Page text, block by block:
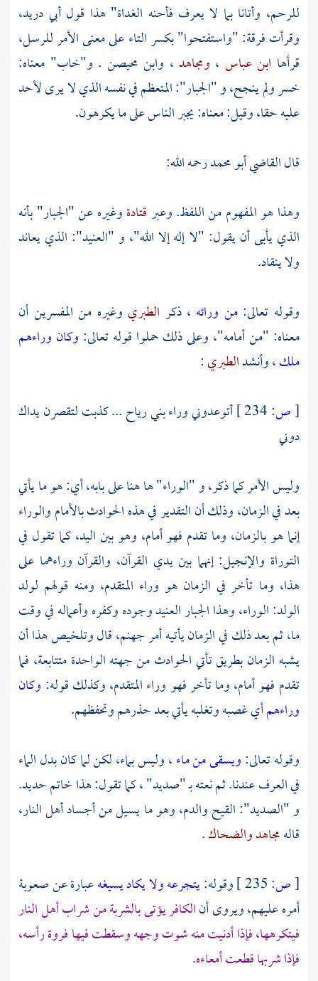
للرحم، وأتانا بما لا يعرف فأحنه الغداة" هذا قولأبي دريد،
وقرأت فرقة: "واستفتحوا" بكسر التاء على معنى الأمر للرسل،
قرأها ابن عباس ، ومجاهد ، وابن محيصن . و"خاب" معناه:
خسر ولم ينجح، و "الجبار": المتعظم في نفسه الذي لا يرى لأحد
عليه حقا، وقيل: معناه: يجبر الناس على ما يكرهون.
قالالقاضي أبو محمدرحمه الله:
وهذا هو المفهوم من اللفظ. وعبرقتادةوغيره عن "الجبار" بأنه
الذي يأبى أن يقول: "لا إله إلا الله"، و "العنيد": الذي يعاند
ولا ينقاد.
وقوله تعالى:من ورائه ، ذكر الطبري وغيره من المفسرين أن
معناه: "من أمامه"، وعلى ذلك حملوا قوله تعالى: وكان وراءهم
ملك، وأنشدالطبري:
[ص:
أتوعدوني وراء بني رياح ... كذبت لتقصرن يداك
دوني
وليس الأمر كما ذكر، و "الوراء" ها هنا على بابه، أي: هو ما يأتي
بعد في الزمان، وذلك أن التقدير في هذه الحوادث بالأمام والوراء
إنما هو بالزمان، وما تقدم فهو أمام، وهو بين اليد، كما تقول في
التوراة والإنجيل: إنهما بين يدي القرآن، والقرآن وراءهما على
هذا، وما تأخر في الزمان هو وراء المتقدم، ومنه قولهم لولد
الولد: الوراء، وهذا الجبار العنيد وجوده وكفره وأعماله في وقت
ما، ثم بعد ذلك في الزمان يأتيه أمر جهنم، قال وتلخيص هذا أن
يشبه الزمان بطريق تأتي الحوادث من جهته الواحدة متتابعة، فما
تقدم فهو أمام، وما تأخر فهو وراء المتقدم، وكذلك قوله: وكان
وراءهمأي غصبه وتغلبه يأتي بعد حذرهم وتحفظهم.
وقوله تعالى:ويسقى من ماء، وليس بماء، لكن لما كان بدل الماء
في العرف عندنا. ثم نعته بـ "صديد" ، كما تقول: هذا خاتم حديد.
و "الصديد": القيح والدم، وهو ما يسيل من أجساد أهل النار،
قالهمجاهدوالضحاك.
[ص: وقوله:يتجرعه ولا يكاد يسيغهعبارة عن صعوبة
أمره عليهم، ويروى أنالكافر يؤتى بالشربة من شراب أهل النار
فيتكرهها، فإذا أدنيت منه شوت وجهه وسقطت فيها فروة رأسه،
فإذا شربها قطعت أمعاءه.